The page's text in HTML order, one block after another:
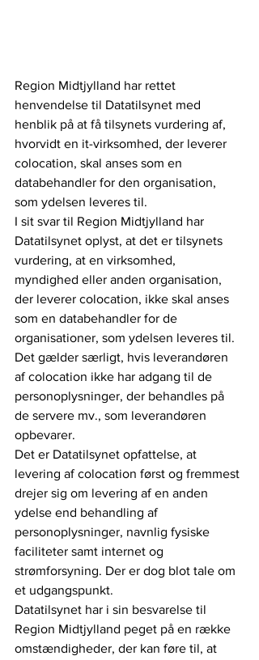
Region Midtjylland har rettet
henvendelse til Datatilsynet med
henblik på at få tilsynets vurdering af,
hvorvidt en it-virksomhed, der leverer
colocation, skal anses som en
databehandler for den organisation,
som ydelsen leveres til.
I sit svar til Region Midtjylland har
Datatilsynet oplyst, at det er tilsynets
vurdering, at en virksomhed,
myndighed eller anden organisation,
der leverer colocation, ikke skal anses
som en databehandler for de
organisationer, som ydelsen leveres til.
Det gælder særligt, hvis leverandøren
af colocation ikke har adgang til de
personoplysninger, der behandles på
de servere mv., som leverandøren
opbevarer.
Det er Datatilsynet opfattelse, at
levering af colocation først og fremmest
drejer sig om levering af en anden
ydelse end behandling af
personoplysninger, navnlig fysiske
faciliteter samt internet og
strømforsyning. Der er dog blot tale om
et udgangspunkt.
Datatilsynet har i sin besvarelse til
Region Midtjylland peget på en række
omstændigheder, der kan føre til, at